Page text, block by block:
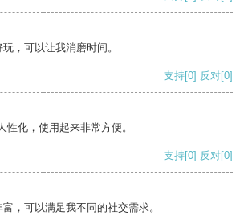
，可以让我消磨时间。
支持[0] 反对[0]
性化，使用起来非常方便。
支持[0] 反对[0]
，可以满足我不同的社交需求。